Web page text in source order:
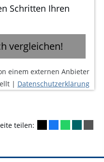
Schritten Ihren
vergleichen!
einem externen Anbieter
| Datenschutzerklärung
teilen: